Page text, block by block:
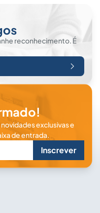
reconhecimento. É
exclusivas e
de entrada.
Inscrever